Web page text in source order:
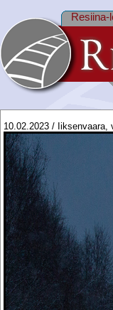
Resiina-
10.02.2023 / Iiksenvaara,